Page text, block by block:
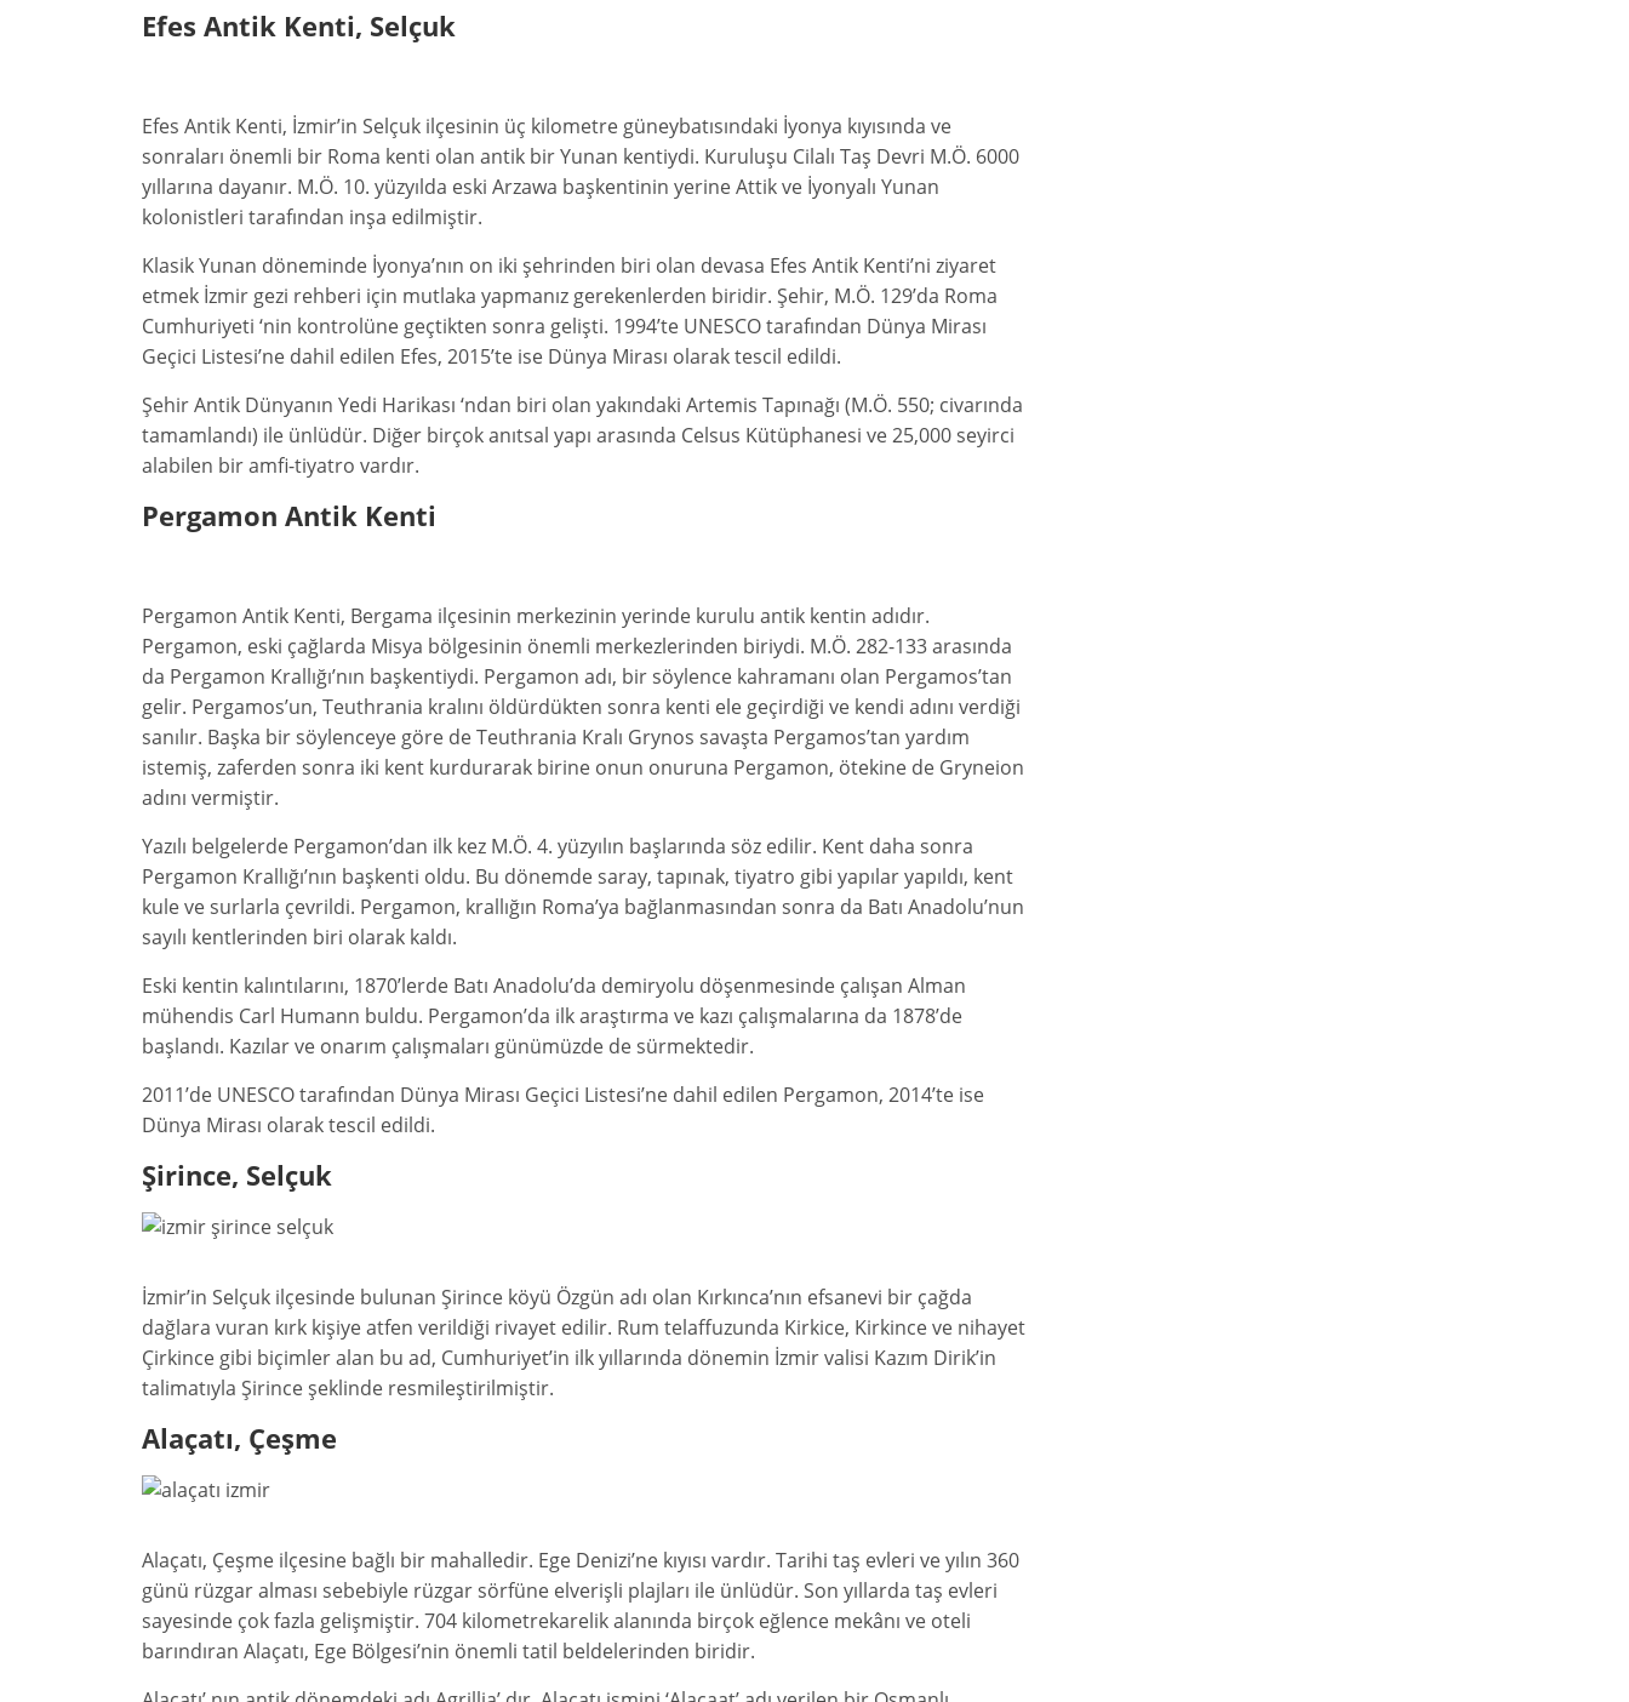
Efes Antik Kenti, Selçuk
Efes Antik Kenti, İzmir’in Selçuk ilçesinin üç kilometre güneybatısındaki İyonya kıyısında ve
sonraları önemli bir Roma kenti olan antik bir Yunan kentiydi. Kuruluşu Cilalı Taş Devri M.Ö. 6000
yıllarına dayanır. M.Ö. 10. yüzyılda eski Arzawa başkentinin yerine Attik ve İyonyalı Yunan
kolonistleri tarafından inşa edilmiştir.
Klasik Yunan döneminde İyonya’nın on iki şehrinden biri olan devasa Efes Antik Kenti’ni ziyaret
etmek İzmir gezi rehberi için mutlaka yapmanız gerekenlerden biridir. Şehir, M.Ö. 129’da Roma
Cumhuriyeti ‘nin kontrolüne geçtikten sonra gelişti. 1994’te UNESCO tarafından Dünya Mirası
Geçici Listesi’ne dahil edilen Efes, 2015’te ise Dünya Mirası olarak tescil edildi.
Şehir Antik Dünyanın Yedi Harikası ‘ndan biri olan yakındaki Artemis Tapınağı (M.Ö. 550; civarında
tamamlandı) ile ünlüdür. Diğer birçok anıtsal yapı arasında Celsus Kütüphanesi ve 25,000 seyirci
alabilen bir amfi-tiyatro vardır.
Pergamon Antik Kenti
Pergamon Antik Kenti, Bergama ilçesinin merkezinin yerinde kurulu antik kentin adıdır.
Pergamon, eski çağlarda Misya bölgesinin önemli merkezlerinden biriydi. M.Ö. 282-133 arasında
da Pergamon Krallığı’nın başkentiydi. Pergamon adı, bir söylence kahramanı olan Pergamos’tan
gelir. Pergamos’un, Teuthrania kralını öldürdükten sonra kenti ele geçirdiği ve kendi adını verdiği
sanılır. Başka bir söylenceye göre de Teuthrania Kralı Grynos savaşta Pergamos’tan yardım
istemiş, zaferden sonra iki kent kurdurarak birine onun onuruna Pergamon, ötekine de Gryneion
adını vermiştir.
Yazılı belgelerde Pergamon’dan ilk kez M.Ö. 4. yüzyılın başlarında söz edilir. Kent daha sonra
Pergamon Krallığı’nın başkenti oldu. Bu dönemde saray, tapınak, tiyatro gibi yapılar yapıldı, kent
kule ve surlarla çevrildi. Pergamon, krallığın Roma’ya bağlanmasından sonra da Batı Anadolu’nun
sayılı kentlerinden biri olarak kaldı.
Eski kentin kalıntılarını, 1870’lerde Batı Anadolu’da demiryolu döşenmesinde çalışan Alman
mühendis Carl Humann buldu. Pergamon’da ilk araştırma ve kazı çalışmalarına da 1878’de
başlandı. Kazılar ve onarım çalışmaları günümüzde de sürmektedir.
2011’de UNESCO tarafından Dünya Mirası Geçici Listesi’ne dahil edilen Pergamon, 2014’te ise
Dünya Mirası olarak tescil edildi.
Şirince, Selçuk
İzmir’in Selçuk ilçesinde bulunan Şirince köyü Özgün adı olan Kırkınca’nın efsanevi bir çağda
dağlara vuran kırk kişiye atfen verildiği rivayet edilir. Rum telaffuzunda Kirkice, Kirkince ve nihayet
Çirkince gibi biçimler alan bu ad, Cumhuriyet’in ilk yıllarında dönemin İzmir valisi Kazım Dirik’in
talimatıyla Şirince şeklinde resmileştirilmiştir.
Alaçatı, Çeşme
Alaçatı, Çeşme ilçesine bağlı bir mahalledir. Ege Denizi’ne kıyısı vardır. Tarihi taş evleri ve yılın 360
günü rüzgar alması sebebiyle rüzgar sörfüne elverişli plajları ile ünlüdür. Son yıllarda taş evleri
sayesinde çok fazla gelişmiştir. 704 kilometrekarelik alanında birçok eğlence mekânı ve oteli
barındıran Alaçatı, Ege Bölgesi’nin önemli tatil beldelerinden biridir.